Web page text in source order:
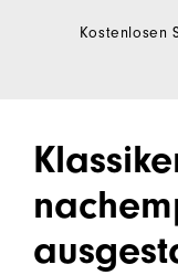
Kostenlosen